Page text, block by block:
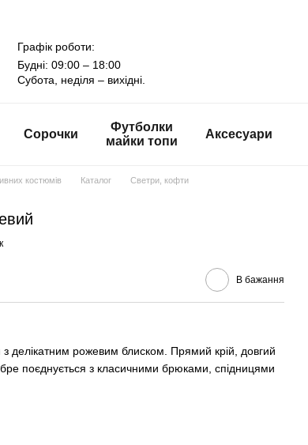
Графік роботи:
Будні: 09:00 – 18:00
Субота, неділя – вихідні.
Сорочки
Футболки
майки топи
Аксесуари
костюмів Каталог
Светри, кофти
В бажання
з делікатним рожевим блиском. Прямий крій, довгий
поєднується з класичними брюками, спідницями